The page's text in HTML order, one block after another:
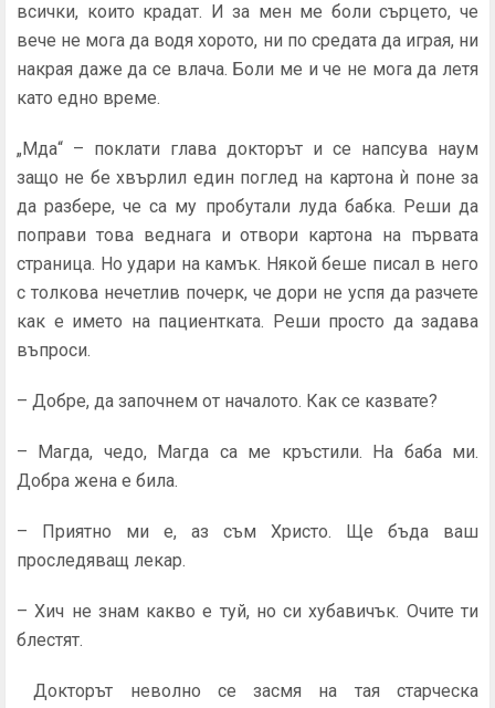
всички, които крадат. И за мен ме боли сърцето, че
вече не мога да водя хорото, ни по средата да играя, ни
накрая даже да се влача. Боли ме и че не мога да летя
като едно време.
„Мда“ – поклати глава докторът и се напсува наум
защо не бе хвърлил един поглед на картона ѝ поне за
да разбере, че са му пробутали луда бабка. Реши да
поправи това веднага и отвори картона на първата
страница. Но удари на камък. Някой беше писал в него
с толкова нечетлив почерк, че дори не успя да разчете
как е името на пациентката. Реши просто да задава
въпроси.
– Добре, да започнем от началото. Как се казвате?
– Магда, чедо, Магда са ме кръстили. На баба ми.
Добра жена е била.
– Приятно ми е, аз съм Христо. Ще бъда ваш
проследяващ лекар.
– Хич не знам какво е туй, но си хубавичък. Очите ти
блестят.
Докторът неволно се засмя на тая старческа